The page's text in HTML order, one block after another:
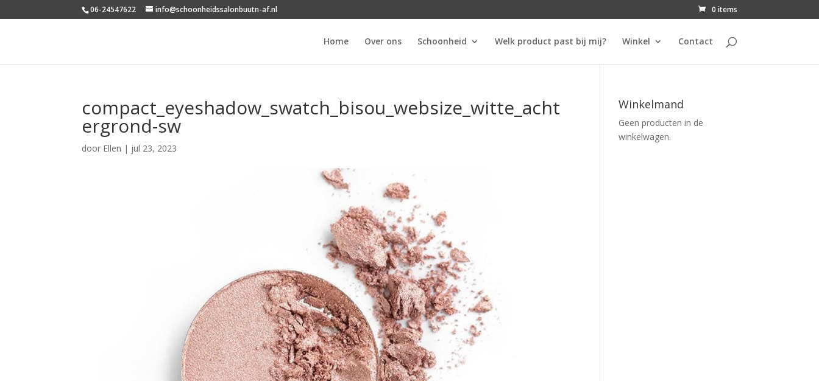
06-24547622 info@schoonheidssalonbuutn-af.nl 0 items
Home Over ons Schoonheid Welk product past bij mij? Winkel Contact
compact_eyeshadow_swatch_bisou_websize_witte_acht
ergrond-sw
door Ellen | jul 23, 2023
Winkelmand
Geen producten in de
winkelwagen.